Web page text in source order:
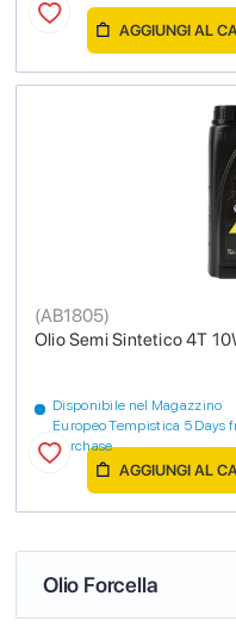
AGGIUNGI AL
Olio Semi Sintetico 4T
(AB1805)
Disponibile nel Magazzino
Europeo Tempistica 5 Days
purchase
AGGIUNGI AL
Olio Forcella